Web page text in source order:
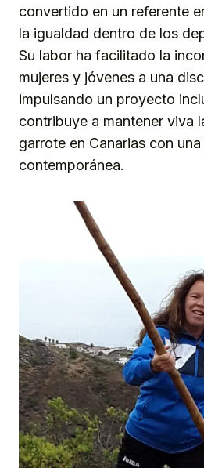
convertido en un referente
la igualdad dentro de los
Su labor ha facilitado la
mujeres y jóvenes a una
impulsando un proyecto
contribuye a mantener viva
garrote en Canarias con
contemporánea.